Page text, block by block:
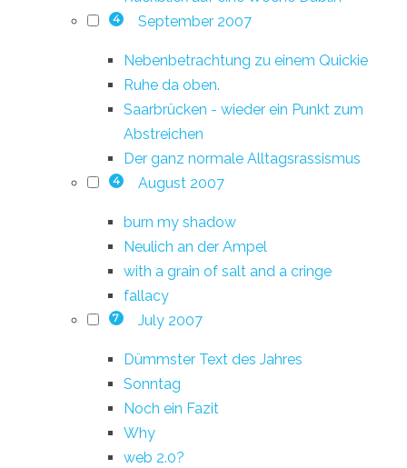
4 September 2007
Nebenbetrachtung zu einem Quickie
Ruhe da oben.
Saarbrücken - wieder ein Punkt zum
Abstreichen
Der ganz normale Alltagsrassismus
4 August 2007
burn my shadow
Neulich an der Ampel
with a grain of salt and a cringe
fallacy
7 July 2007
Dümmster Text des Jahres
Sonntag
Noch ein Fazit
Why
web 2.0?